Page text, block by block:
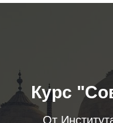
Курс
От